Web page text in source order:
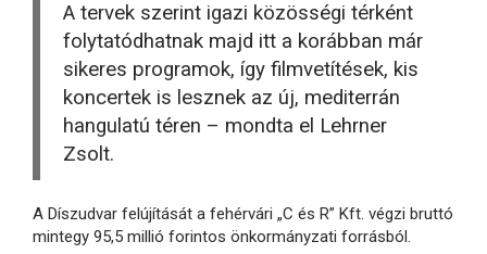
A tervek szerint igazi közösségi térként
folytatódhatnak majd itt a korábban már
sikeres programok, így filmvetítések, kis
koncertek is lesznek az új, mediterrán
hangulatú téren – mondta el Lehrner
Zsolt.
A Díszudvar felújítását a fehérvári „C és R” Kft. végzi bruttó
mintegy 95,5 millió forintos önkormányzati forrásból.